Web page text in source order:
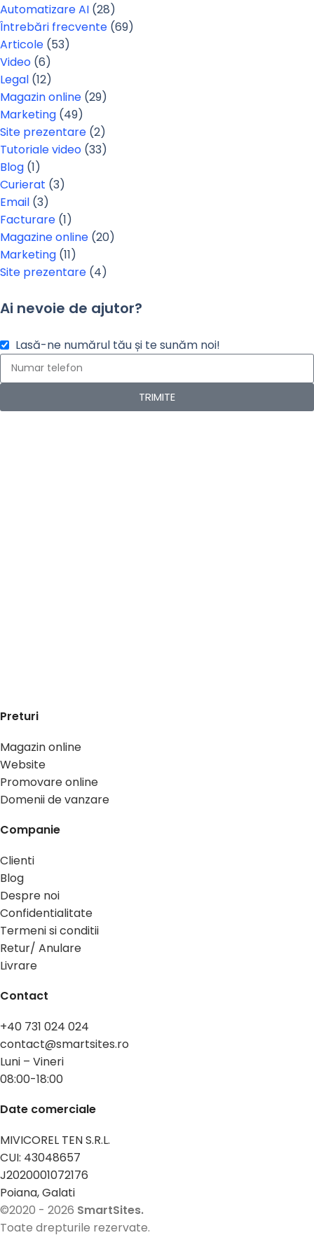
Automatizare AI (28)
Întrebări frecvente (69)
Articole (53)
Video (6)
Legal (12)
Magazin online (29)
Marketing (49)
Site prezentare (2)
Tutoriale video (33)
Blog (1)
Curierat (3)
Email (3)
Facturare (1)
Magazine online (20)
Marketing (11)
Site prezentare (4)
Ai nevoie de ajutor?
Lasă-ne numărul tău și te sunăm noi!
TRIMITE
Preturi
Magazin online
Website
Promovare online
Domenii de vanzare
Companie
Clienti
Blog
Despre noi
Confidentialitate
Termeni si conditii
Retur/ Anulare
Livrare
Contact
+40 731 024 024
contact@smartsites.ro
Luni – Vineri
08:00-18:00
Date comerciale
MIVICOREL TEN S.R.L.
CUI: 43048657
J2020001072176
Poiana, Galati
©2020 - 2026 SmartSites.
Toate drepturile rezervate.